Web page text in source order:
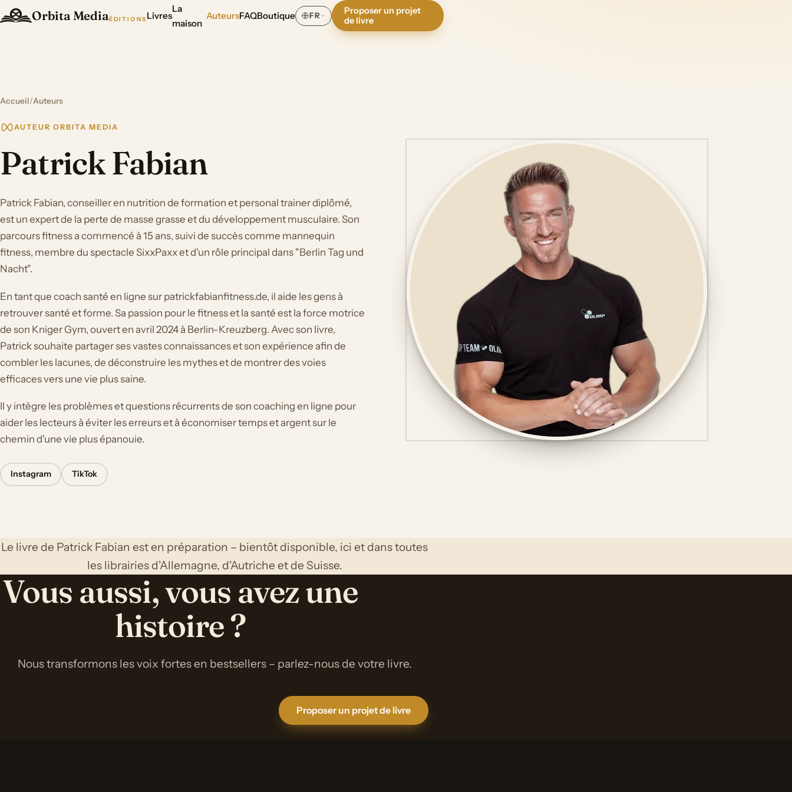
Orbita MediaÉDITIONS Livres
La
maison
AuteursFAQBoutique FR
Proposer un projet
de livre
Accueil/Auteurs
AUTEUR ORBITA MEDIA
Patrick Fabian
Patrick Fabian, conseiller en nutrition de formation et personal trainer diplômé,
est un expert de la perte de masse grasse et du développement musculaire. Son
parcours fitness a commencé à 15 ans, suivi de succès comme mannequin
fitness, membre du spectacle SixxPaxx et d'un rôle principal dans "Berlin Tag und
Nacht".
En tant que coach santé en ligne sur patrickfabianfitness.de, il aide les gens à
retrouver santé et forme. Sa passion pour le fitness et la santé est la force motrice
de son Kniger Gym, ouvert en avril 2024 à Berlin-Kreuzberg. Avec son livre,
Patrick souhaite partager ses vastes connaissances et son expérience afin de
combler les lacunes, de déconstruire les mythes et de montrer des voies
efficaces vers une vie plus saine.
Il y intègre les problèmes et questions récurrents de son coaching en ligne pour
aider les lecteurs à éviter les erreurs et à économiser temps et argent sur le
chemin d'une vie plus épanouie.
Instagram TikTok
Le livre de Patrick Fabian est en préparation – bientôt disponible, ici et dans toutes
les librairies d'Allemagne, d'Autriche et de Suisse.
Vous aussi, vous avez une
histoire ?
Nous transformons les voix fortes en bestsellers – parlez-nous de votre livre.
Proposer un projet de livre